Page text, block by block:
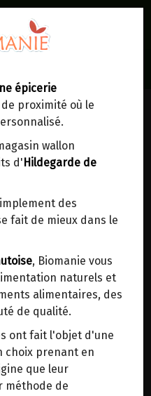
épicerie
de proximité où le
wallon
d' Hildegarde de
des
fait de mieux dans le
, Biomanie vous
naturels et
alimentaires, des
de qualité.
ont fait l'objet d'une
choix prenant en
que leur
méthode de
domicile
à votre
Luxembourg,
Bas, Portugal,
, merci de nous
lieu
BPost
ou un
d’éviter des
choix, vous
émissions de CO₂
au plus grand
il y a
chez vous.
COMPLET